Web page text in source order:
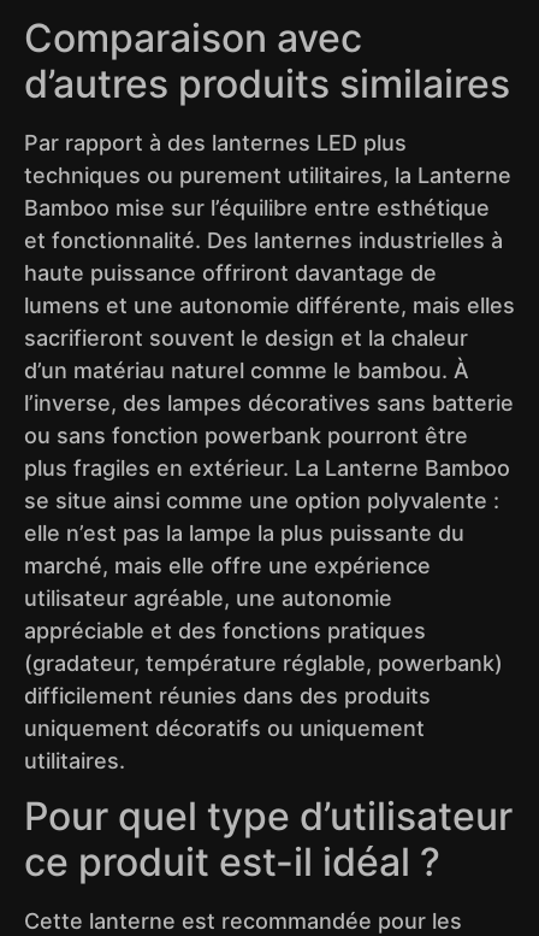
Comparaison avec
d’autres produits similaires
Par rapport à des lanternes LED plus
techniques ou purement utilitaires, la Lanterne
Bamboo mise sur l’équilibre entre esthétique
et fonctionnalité. Des lanternes industrielles à
haute puissance offriront davantage de
lumens et une autonomie différente, mais elles
sacrifieront souvent le design et la chaleur
d’un matériau naturel comme le bambou. À
l’inverse, des lampes décoratives sans batterie
ou sans fonction powerbank pourront être
plus fragiles en extérieur. La Lanterne Bamboo
se situe ainsi comme une option polyvalente :
elle n’est pas la lampe la plus puissante du
marché, mais elle offre une expérience
utilisateur agréable, une autonomie
appréciable et des fonctions pratiques
(gradateur, température réglable, powerbank)
difficilement réunies dans des produits
uniquement décoratifs ou uniquement
utilitaires.
Pour quel type d’utilisateur
ce produit est-il idéal ?
Cette lanterne est recommandée pour les